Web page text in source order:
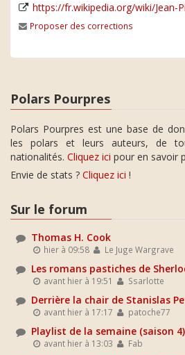
https://fr.wikipedia.org/wiki/Jean-
Proposer des corrections
Polars Pourpres
Polars Pourpres est une base de
les polars et leurs auteurs, de
nationalités. Cliquez ici pour en savoir
Envie de stats ? Cliquez ici !
Sur le forum
Thomas H. Cook
hier à 09:58 Le Juge Wargrave
Les romans pastiches de
avant hier à 19:51 Ssarlotte
Derrière la chair de Stanislas
avant hier à 17:17 patoche77
Playlist de la semaine (saison 4)
avant hier à 13:03 Fab